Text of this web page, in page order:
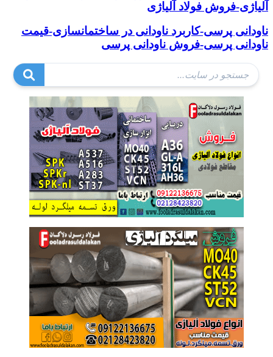
آلیاژی-فروش فولاد آلیاژی
ناودانی پرسی-کاربرد ناودانی در ساختمانسازی-قیمت
ناودانی پرسی-فروش ناودانی پرسی